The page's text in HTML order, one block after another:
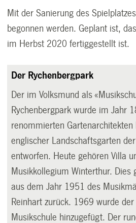
Mit der Sanierung des
begonnen werden. Geplant ist,
im Herbst 2020 fertiggestellt ist.
Der Rychenbergpark
Der im Volksmund als
Rychenbergpark wurde im Jahr
renommierten Gartenarchitekten
englischer Landschaftsgarten
entworfen. Heute gehören Villa
Musikkollegium Winterthur. Dies
aus dem Jahr 1951 des
Reinhart zurück. 1969 wurde
Musikschule hinzugefügt. Der